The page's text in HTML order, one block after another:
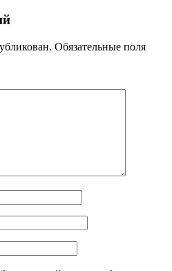
Обязательные поля